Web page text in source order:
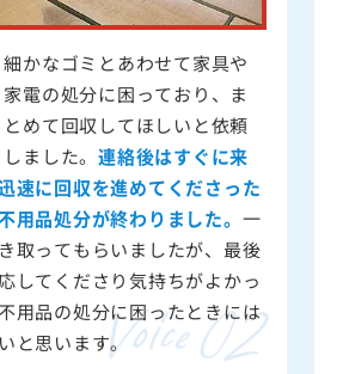
細かなゴミとあわせて家具や
家電の処分に困っており、ま
とめて回収してほしいと依頼
しました。連絡後はすぐに来
速に回収を進めてくださった
用品処分が終わりました。 一
取ってもらいましたが、最後
してくださり気持ちがよかっ
用品の処分に困ったときには
と思います。